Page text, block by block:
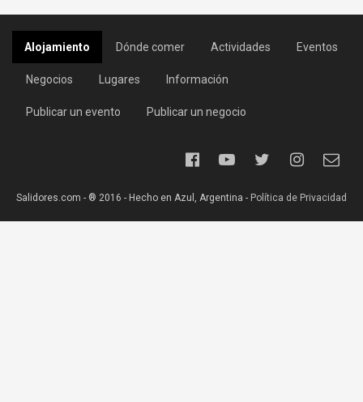
Alojamiento Dónde comer Actividades Eventos
Negocios Lugares Información
Publicar un evento Publicar un negocio
Salidores.com - ® 2016 - Hecho en Azul, Argentina - Política de Privacidad